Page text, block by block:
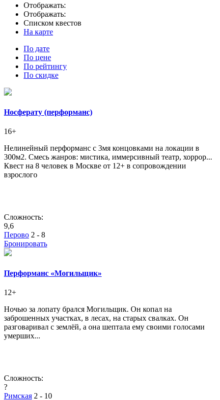
Отображать:
Отображать:
Списком квестов
На карте
По дате
По цене
По рейтингу
По скидке
Носферату (перформанс)
16+
Нелинейный перформанс с 3мя концовками на локации в
300м2. Смесь жанров: мистика, иммерсивный театр, хоррор...
Квест на 8 человек в Москве от 12+ в сопровождении
взрослого
Сложность:
9,6
Перово 2 - 8
Бронировать
Перформанс «Могильщик»
12+
Ночью за лопату брался Могильщик. Он копал на
заброшенных участках, в лесах, на старых свалках. Он
разговаривал с землёй, а она шептала ему своими голосами
умерших...
Сложность:
?
Римская 2 - 10